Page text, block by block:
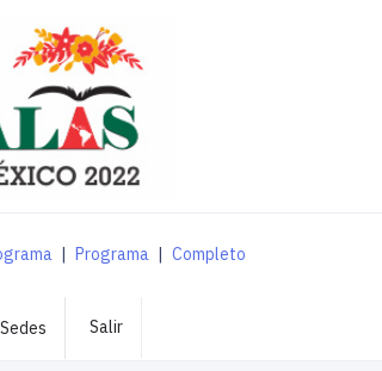
| Programa | Completo
Sedes Salir